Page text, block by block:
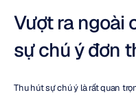
Vượt ra ngoài
sự chú ý đơn
Thu hút sự chú ý là rất quan